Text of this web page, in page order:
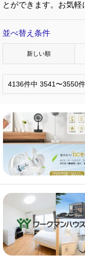
とができます。お気軽
並べ替え条件
新しい順
4136件中 3541〜3550